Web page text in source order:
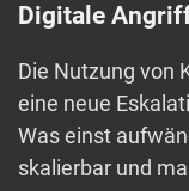
Digitale
Die Nutzung von
eine neue
Was einst
skalierbar und